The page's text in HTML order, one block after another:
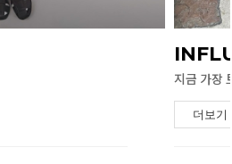
지금 가장
더보기